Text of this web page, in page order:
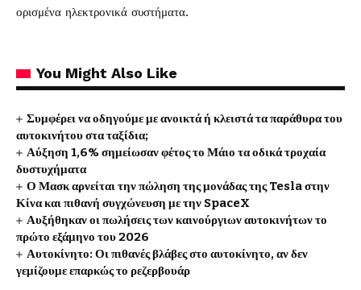
ορισμένα ηλεκτρονικά συστήματα.
You Might Also Like
Συμφέρει να οδηγούμε με ανοικτά ή κλειστά τα παράθυρα του
αυτοκινήτου στα ταξίδια;
Αύξηση 1,6% σημείωσαν φέτος το Μάιο τα οδικά τροχαία
δυστυχήματα
Ο Μασκ αρνείται την πώληση της μονάδας της Tesla στην
Κίνα και πιθανή συγχώνευση με την SpaceX
Αυξήθηκαν οι πωλήσεις των καινούργιων αυτοκινήτων το
πρώτο εξάμηνο του 2026
Αυτοκίνητο: Οι πιθανές βλάβες στο αυτοκίνητο, αν δεν
γεμίζουμε επαρκώς το ρεζερβουάρ